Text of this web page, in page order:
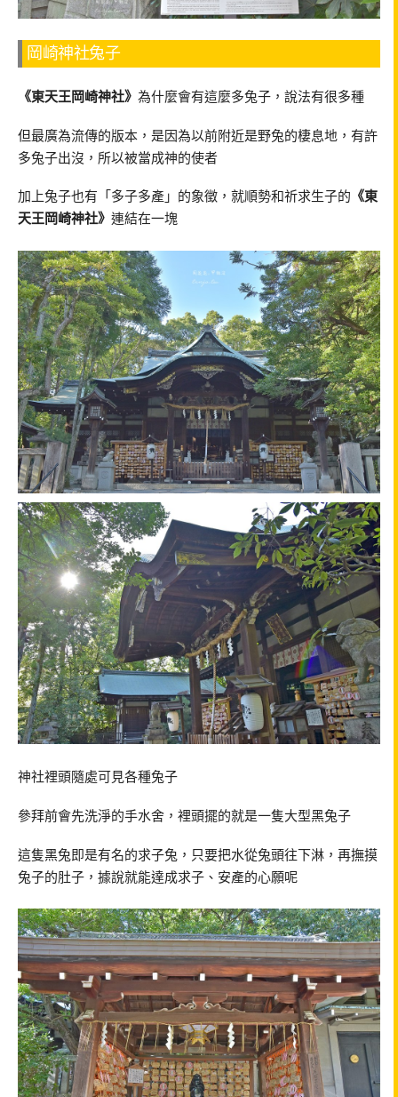
岡崎神社兔子
《東天王岡崎神社》 為什麼會有這麼多兔子，說法有很多種
但最廣為流傳的版本，是因為以前附近是野兔的棲息地，有許
多兔子出沒，所以被當成神的使者
加上兔子也有「多子多產」的象徵，就順勢和祈求生子的 《東
天王岡崎神社》 連結在一塊
神社裡頭隨處可見各種兔子
參拜前會先洗淨的手水舍，裡頭擺的就是一隻大型黑兔子
這隻黑兔即是有名的求子兔，只要把水從兔頭往下淋，再撫摸
兔子的肚子，據說就能達成求子、安產的心願呢